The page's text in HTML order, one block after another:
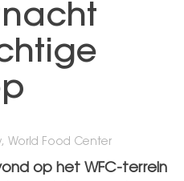
World Food Center
op het WFC-terrein